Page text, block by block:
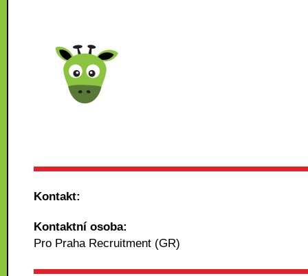
Kontakt:
Kontaktní osoba:
Pro Praha Recruitment (GR)